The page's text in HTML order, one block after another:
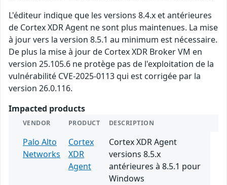
L'éditeur indique que les versions 8.4.x et antérieures
de Cortex XDR Agent ne sont plus maintenues. La mise
à jour vers la version 8.5.1 au minimum est nécessaire.
De plus la mise à jour de Cortex XDR Broker VM en
version 25.105.6 ne protège pas de l'exploitation de la
vulnérabilité CVE-2025-0113 qui est corrigée par la
version 26.0.116.
Impacted products
VENDOR PRODUCT DESCRIPTION
Palo Alto
Networks
Cortex
XDR
Agent
Cortex XDR Agent
versions 8.5.x
antérieures à 8.5.1 pour
Windows